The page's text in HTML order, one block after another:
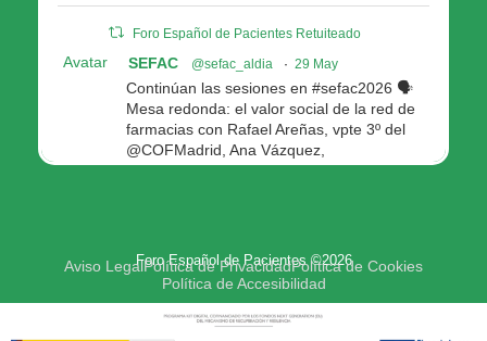
Foro Español de Pacientes Retuiteado
Avatar SEFAC @sefac_aldia · 29 May
Continúan las sesiones en #sefac2026 🗣️
Mesa redonda: el valor social de la red de
farmacias con Rafael Areñas, vpte 3º del
@COFMadrid, Ana Vázquez,
@fep_pacientes Galicia, Antón Acevedo, d
4 4 Twitter
Foro Español de Pacientes
Foro Español de Pacientes ©2026
Aviso LegalPolítica de PrivacidadPolítica de Cookies
Política de Accesibilidad